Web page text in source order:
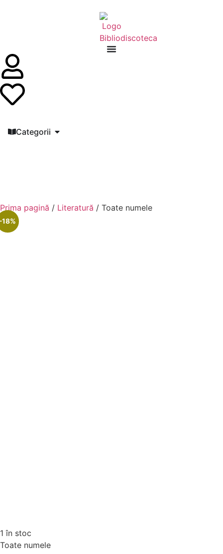
Categorii
Prima pagină / Literatură / Toate numele
18%
1 în stoc
Toate numele